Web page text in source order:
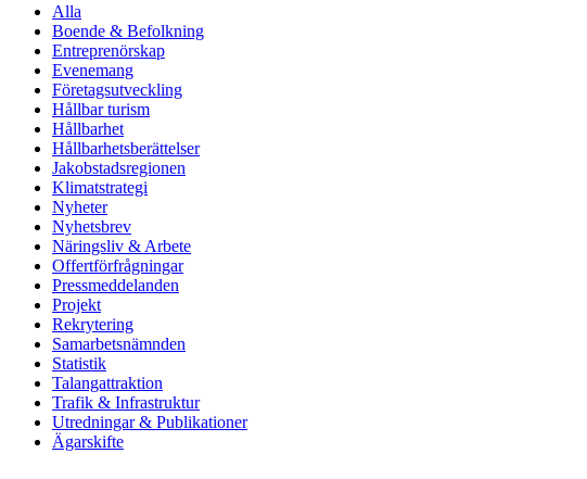
Alla
Boende & Befolkning
Entreprenörskap
Evenemang
Företagsutveckling
Hållbar turism
Hållbarhet
Hållbarhetsberättelser
Jakobstadsregionen
Klimatstrategi
Nyheter
Nyhetsbrev
Näringsliv & Arbete
Offertförfrågningar
Pressmeddelanden
Projekt
Rekrytering
Samarbetsnämnden
Statistik
Talangattraktion
Trafik & Infrastruktur
Utredningar & Publikationer
Ägarskifte